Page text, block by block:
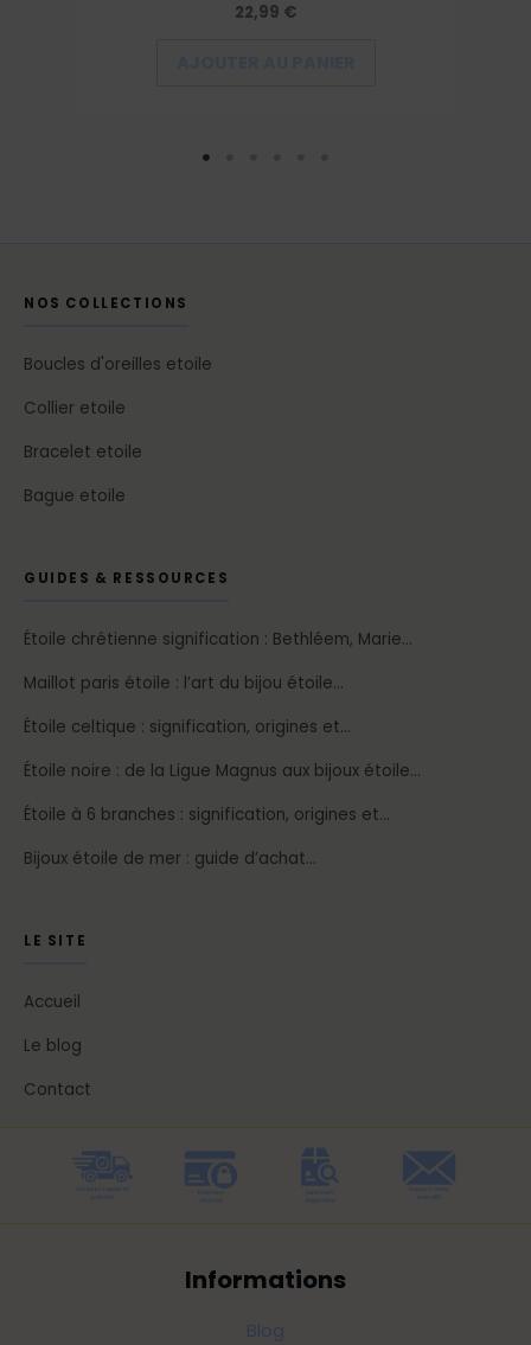
22,99 €
NOS COLLECTIONS
Boucles d'oreilles etoile
Collier etoile
Bracelet etoile
Bague etoile
GUIDES & RESSOURCES
Étoile chrétienne signification : Bethléem, Marie…
Maillot paris étoile : l’art du bijou étoile…
Étoile celtique : signification, origines et…
Étoile noire : de la Ligue Magnus aux bijoux étoile…
Étoile à 6 branches : signification, origines et…
Bijoux étoile de mer : guide d’achat…
LE SITE
Accueil
Le blog
Contact
Informations
Blog